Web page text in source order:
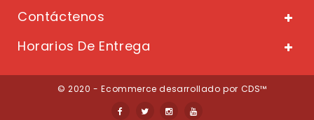
Contáctenos
Horarios De Entrega
© 2020 - Ecommerce desarrollado por CDS™